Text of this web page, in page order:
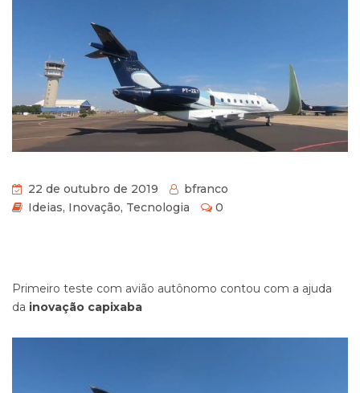
22 de outubro de 2019
bfranco
Ideias, Inovação, Tecnologia 0
Primeiro teste com avião autônomo contou com a ajuda
da inovação capixaba